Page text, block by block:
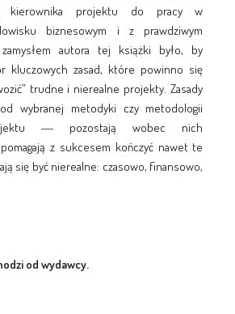
kierownika projektu do pracy w
biznesowym i z prawdziwym
autora tej książki było, by
kluczowych zasad, które powinno się
trudne i nierealne projekty. Zasady
wybranej metodyki czy metodologii
― pozostają wobec nich
z sukcesem kończyć nawet te
się być nierealne: czasowo, finansowo,
od wydawcy.